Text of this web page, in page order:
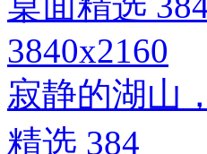
3840x2160
寂静的湖山
精选 384